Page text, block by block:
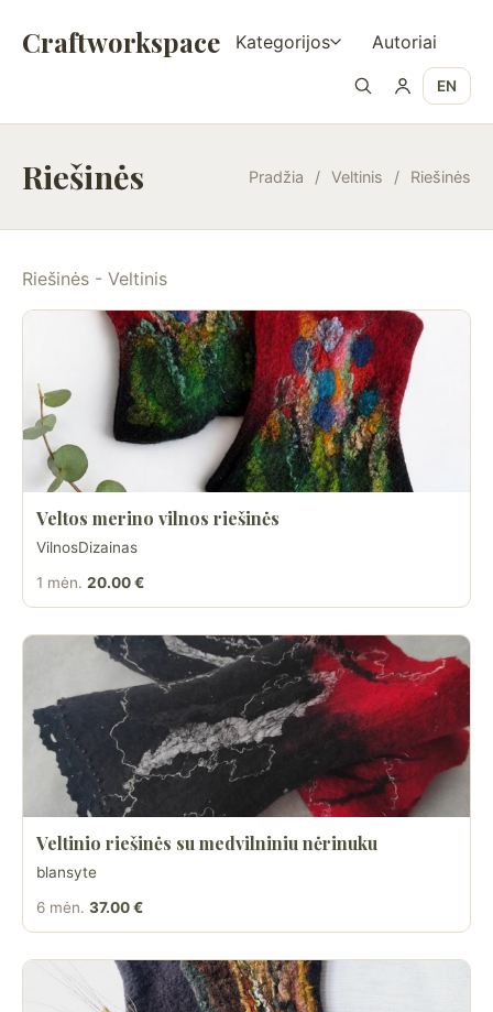
Craftworkspace Kategorijos Autoriai
EN
Riešinės Pradžia / Veltinis / Riešinės
Riešinės - Veltinis
Veltos merino vilnos riešinės
VilnosDizainas
1 mėn. 20.00 €
Veltinio riešinės su medvilniniu nėrinuku
blansyte
6 mėn. 37.00 €